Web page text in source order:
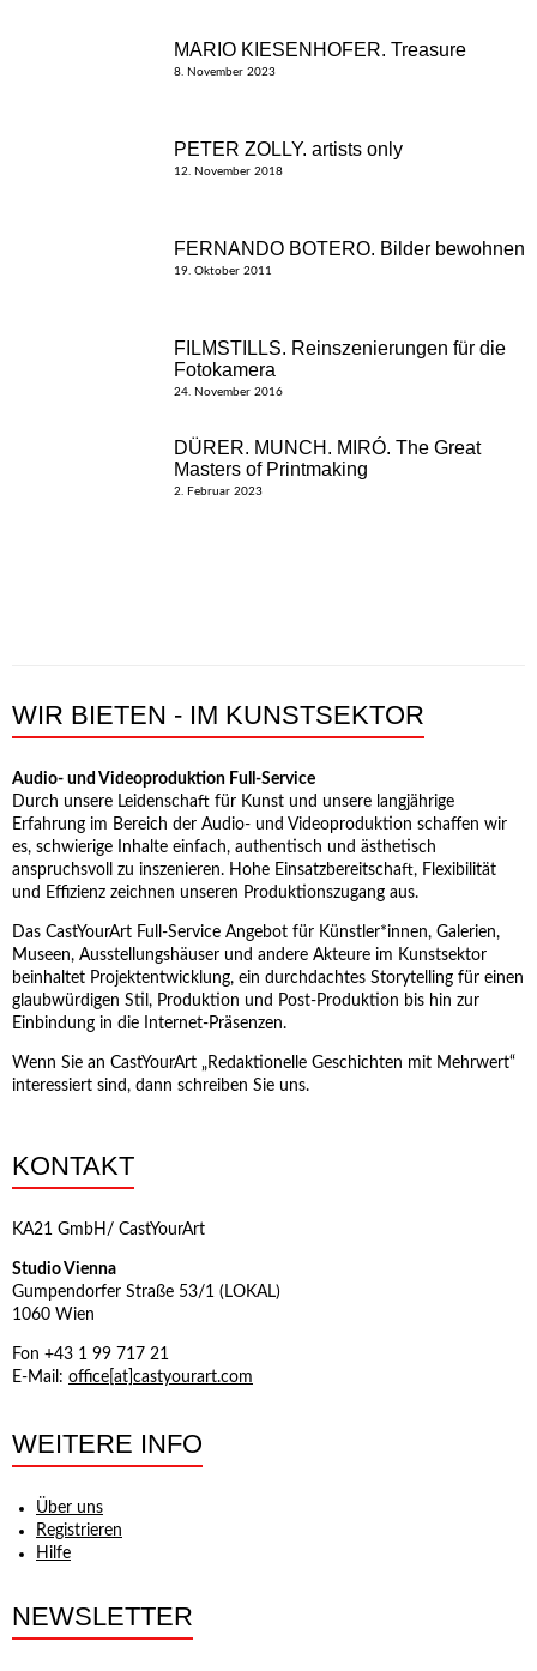
MARIO KIESENHOFER. Treasure
8. November 2023
PETER ZOLLY. artists only
12. November 2018
FERNANDO BOTERO. Bilder bewohnen
19. Oktober 2011
FILMSTILLS. Reinszenierungen für die
Fotokamera
24. November 2016
DÜRER. MUNCH. MIRÓ. The Great
Masters of Printmaking
2. Februar 2023
WIR BIETEN - IM KUNSTSEKTOR
Audio- und Videoproduktion Full-Service
Durch unsere Leidenschaft für Kunst und unsere langjährige
Erfahrung im Bereich der Audio- und Videoproduktion schaffen wir
es, schwierige Inhalte einfach, authentisch und ästhetisch
anspruchsvoll zu inszenieren. Hohe Einsatzbereitschaft, Flexibilität
und Effizienz zeichnen unseren Produktionszugang aus.
Das CastYourArt Full-Service Angebot für Künstler*innen, Galerien,
Museen, Ausstellungshäuser und andere Akteure im Kunstsektor
beinhaltet Projektentwicklung, ein durchdachtes Storytelling für einen
glaubwürdigen Stil, Produktion und Post-Produktion bis hin zur
Einbindung in die Internet-Präsenzen.
Wenn Sie an CastYourArt „Redaktionelle Geschichten mit Mehrwert“
interessiert sind, dann schreiben Sie uns.
KONTAKT
KA21 GmbH/ CastYourArt
Studio Vienna
Gumpendorfer Straße 53/1 (LOKAL)
1060 Wien
Fon +43 1 99 717 21
E-Mail: office[at]castyourart.com
WEITERE INFO
Über uns
Registrieren
Hilfe
NEWSLETTER